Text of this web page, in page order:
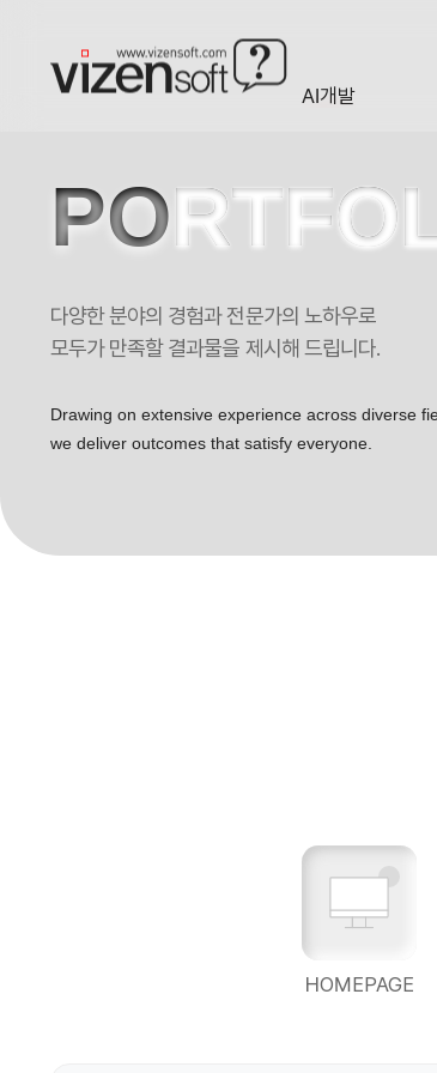
AI개발
PO
다양한 분야의 경험과 전문가의 노하우로
모두가 만족할 결과물을 제시해 드립니다.
Drawing on extensive experience across diverse
we deliver outcomes that satisfy everyone.
HOMEPAGE